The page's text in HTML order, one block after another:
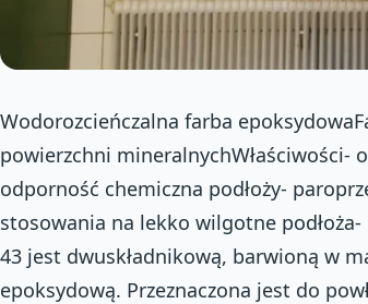
Wodorozcieńczalna farba
powierzchni mineralnychWłaściwości-
odporność chemiczna podłoży-
stosowania na lekko wilgotne
43 jest dwuskładnikową, barwioną w
epoksydową. Przeznaczona jest do